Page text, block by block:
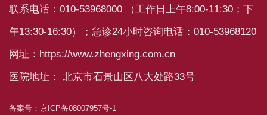
联系电话：010-53968000 （工作日上午8:00-11:30；下
午13:30-16:30）；急诊24小时咨询电话：010-53968120
网址：https://www.zhengxing.com.cn
医院地址： 北京市石景山区八大处路33号
备案号： 京ICP备08007957号-1